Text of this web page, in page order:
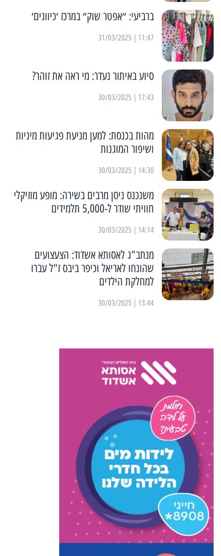
ברביעי: ״אפטר שוק״ במרכז ׳כיוונים׳
11:47 | 31/03/2025
סיוע באיתור נעדר: מי ראה את זוהר?
17:43 | 30/03/2025
מהות בכנסת: למען מניעת פגיעות מיניות
ושיפור המוגנות
14:30 | 30/03/2025
משנכנס ניסן מרבים בשירה: מופע מוזיקלי
חוויתי שודר ל-5,000 תלמידים
14:14 | 30/03/2025
מנתב"ג לאסותא אשדוד: הצעצועים
שהונחו לאריאל וכיפר ביבס ז"ל עברו
למחלקת הילדים
13:44 | 30/03/2025